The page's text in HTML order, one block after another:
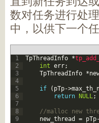
数对任务进行处
中，以供下一个任
1
2
3
4
5
6
7
8
9
TpThreadInfo *
int err;
TpThreadInfo *
if ( pTp->
return
NULL;
//malloc new
new_thread
= pTp